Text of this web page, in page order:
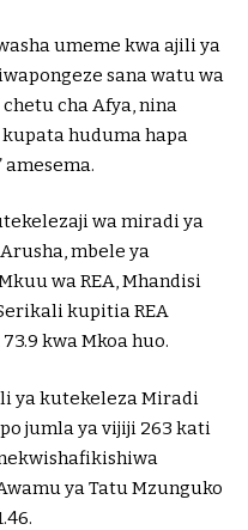
umeme kwa ajili ya
sana watu wa
cha Afya, nina
huduma hapa
wa miradi ya
mbele ya
wa REA, Mhandisi
kupitia REA
kwa Mkoa huo.
ya kutekeleza Miradi
jumla ya vijiji 263 kati
ya Tatu Mzunguko